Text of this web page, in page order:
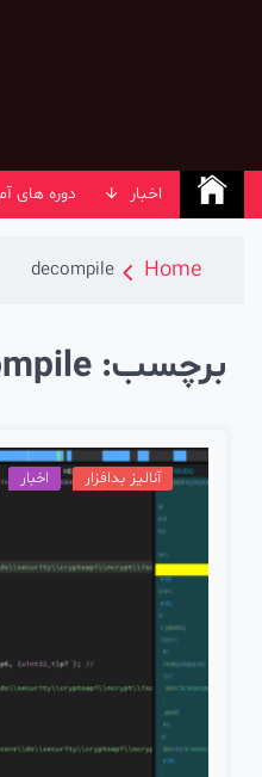
اخبار دوره های
Home
decompile
برچسب:
آنالیز بدافزار اخبار